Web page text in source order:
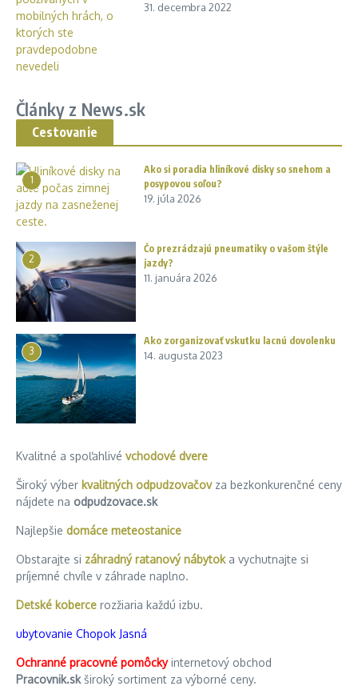
31. decembra 2022
Články z News.sk
Cestovanie
1
Ako si poradia hliníkové disky so snehom a
posypovou soľou?
19. júla 2026
2
Čo prezrádzajú pneumatiky o vašom štýle
jazdy?
11. januára 2026
3
Ako zorganizovať vskutku lacnú dovolenku
14. augusta 2023
Kvalitné a spoľahlivé vchodové dvere
Široký výber kvalitných odpudzovačovza bezkonkurenčné ceny
nájdete na odpudzovace.sk
Najlepšie domáce meteostanice
Obstarajte si záhradný ratanový nábytoka vychutnajte si
príjemné chvíle v záhrade naplno.
Detské koberce rozžiaria každú izbu.
ubytovanie Chopok Jasná
Ochranné pracovné pomôckyinternetový obchod
Pracovnik.skširoký sortiment za výborné ceny.